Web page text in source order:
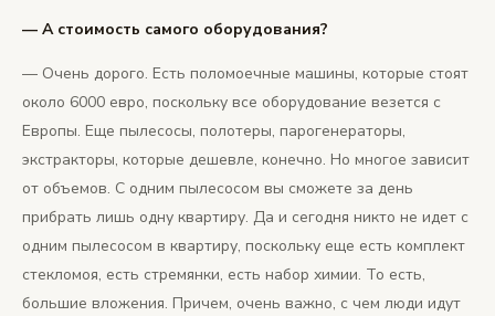
— А стоимость самого оборудования?
— Очень дорого. Есть поломоечные машины, которые стоят
около 6000 евро, поскольку все оборудование везется с
Европы. Еще пылесосы, полотеры, парогенераторы,
экстракторы, которые дешевле, конечно. Но многое зависит
от объемов. С одним пылесосом вы сможете за день
прибрать лишь одну квартиру. Да и сегодня никто не идет с
одним пылесосом в квартиру, поскольку еще есть комплект
стекломоя, есть стремянки, есть набор химии. То есть,
большие вложения. Причем, очень важно, с чем люди идут